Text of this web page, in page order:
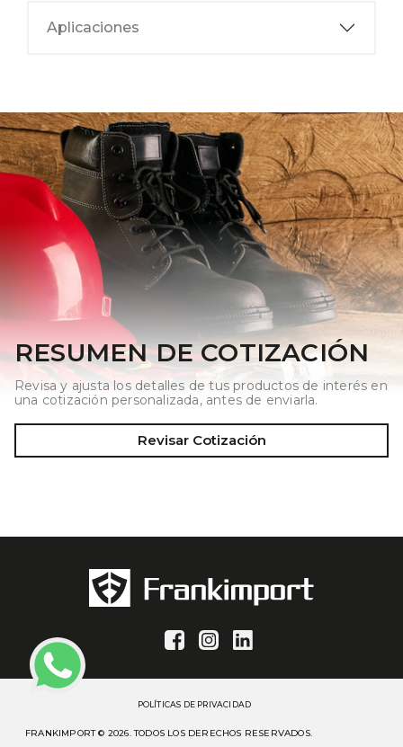
Aplicaciones
RESUMEN DE COTIZACIÓN
Revisa y ajusta los detalles de tus productos de interés en
una cotización personalizada, antes de enviarla.
Revisar Cotización
FRANKIMPORT © 2026. TODOS LOS DERECHOS RESERVADOS.
POLÍTICAS DE PRIVACIDAD